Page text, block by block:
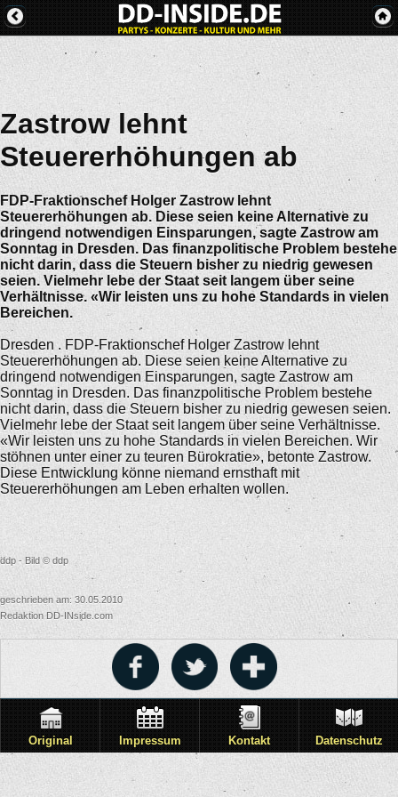
Zastrow lehnt
Steuererhöhungen ab
FDP-Fraktionschef Holger Zastrow lehnt
Steuererhöhungen ab. Diese seien keine Alternative zu
dringend notwendigen Einsparungen, sagte Zastrow am
Sonntag in Dresden. Das finanzpolitische Problem bestehe
nicht darin, dass die Steuern bisher zu niedrig gewesen
seien. Vielmehr lebe der Staat seit langem über seine
Verhältnisse. «Wir leisten uns zu hohe Standards in vielen
Bereichen.
Dresden . FDP-Fraktionschef Holger Zastrow lehnt
Steuererhöhungen ab. Diese seien keine Alternative zu
dringend notwendigen Einsparungen, sagte Zastrow am
Sonntag in Dresden. Das finanzpolitische Problem bestehe
nicht darin, dass die Steuern bisher zu niedrig gewesen seien.
Vielmehr lebe der Staat seit langem über seine Verhältnisse.
«Wir leisten uns zu hohe Standards in vielen Bereichen. Wir
stöhnen unter einer zu teuren Bürokratie», betonte Zastrow.
Diese Entwicklung könne niemand ernsthaft mit
Steuererhöhungen am Leben erhalten wollen.
ddp - Bild © ddp
geschrieben am: 30.05.2010
Redaktion DD-INside.com
Original Impressum Kontakt Datenschutz